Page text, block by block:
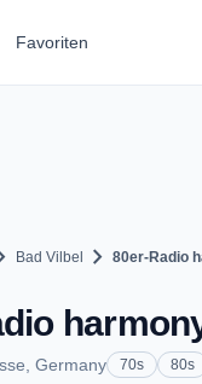
Favoriten
Bad Vilbel chevron_right 80er-Radio
Germany 70s 80s